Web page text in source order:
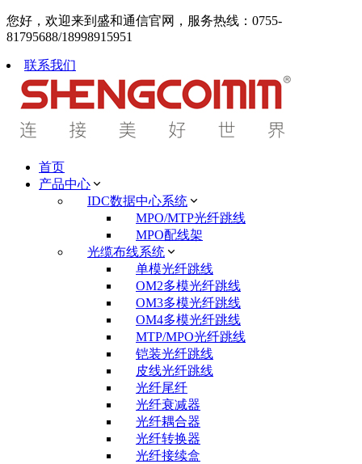
您好，欢迎来到盛和通信官网，服务热线：0755-
81795688/18998915951
联系我们
首页
产品中心
IDC数据中心系统
MPO/MTP光纤跳线
MPO配线架
光缆布线系统
单模光纤跳线
OM2多模光纤跳线
OM3多模光纤跳线
OM4多模光纤跳线
MTP/MPO光纤跳线
铠装光纤跳线
皮线光纤跳线
光纤尾纤
光纤衰减器
光纤耦合器
光纤转换器
光纤接续盒